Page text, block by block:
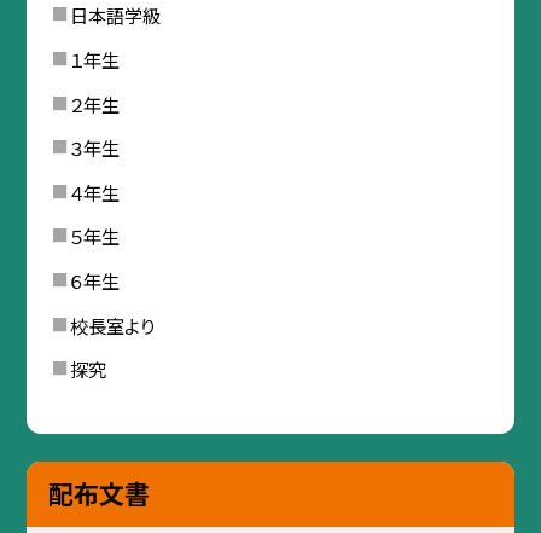
日本語学級
１年生
２年生
３年生
４年生
５年生
６年生
校長室より
探究
配布文書